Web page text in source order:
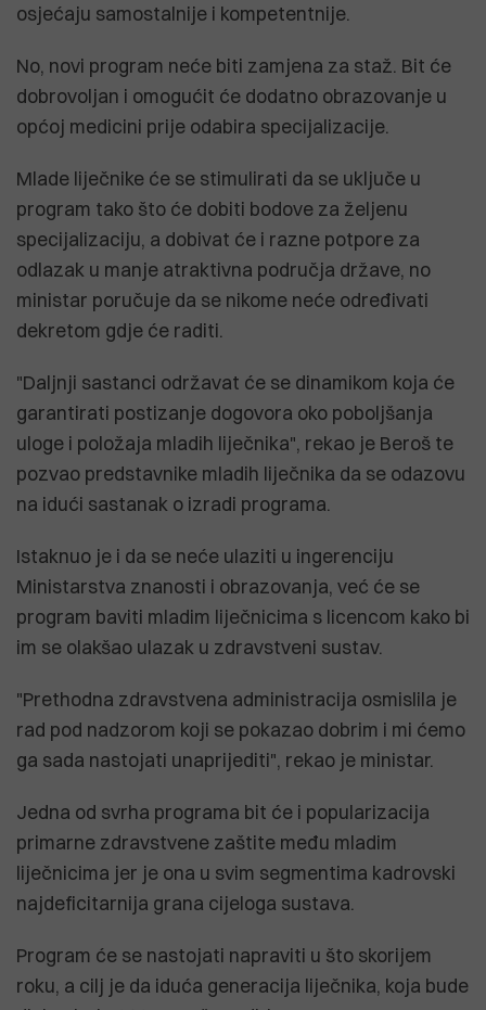
osjećaju samostalnije i kompetentnije.
No, novi program neće biti zamjena za staž. Bit će
dobrovoljan i omogućit će dodatno obrazovanje u
općoj medicini prije odabira specijalizacije.
Mlade liječnike će se stimulirati da se uključe u
program tako što će dobiti bodove za željenu
specijalizaciju, a dobivat će i razne potpore za
odlazak u manje atraktivna područja države, no
ministar poručuje da se nikome neće određivati
dekretom gdje će raditi.
"Daljnji sastanci održavat će se dinamikom koja će
garantirati postizanje dogovora oko poboljšanja
uloge i položaja mladih liječnika", rekao je Beroš te
pozvao predstavnike mladih liječnika da se odazovu
na idući sastanak o izradi programa.
Istaknuo je i da se neće ulaziti u ingerenciju
Ministarstva znanosti i obrazovanja, već će se
program baviti mladim liječnicima s licencom kako bi
im se olakšao ulazak u zdravstveni sustav.
"Prethodna zdravstvena administracija osmislila je
rad pod nadzorom koji se pokazao dobrim i mi ćemo
ga sada nastojati unaprijediti", rekao je ministar.
Jedna od svrha programa bit će i popularizacija
primarne zdravstvene zaštite među mladim
liječnicima jer je ona u svim segmentima kadrovski
najdeficitarnija grana cijeloga sustava.
Program će se nastojati napraviti u što skorijem
roku, a cilj je da iduća generacija liječnika, koja bude